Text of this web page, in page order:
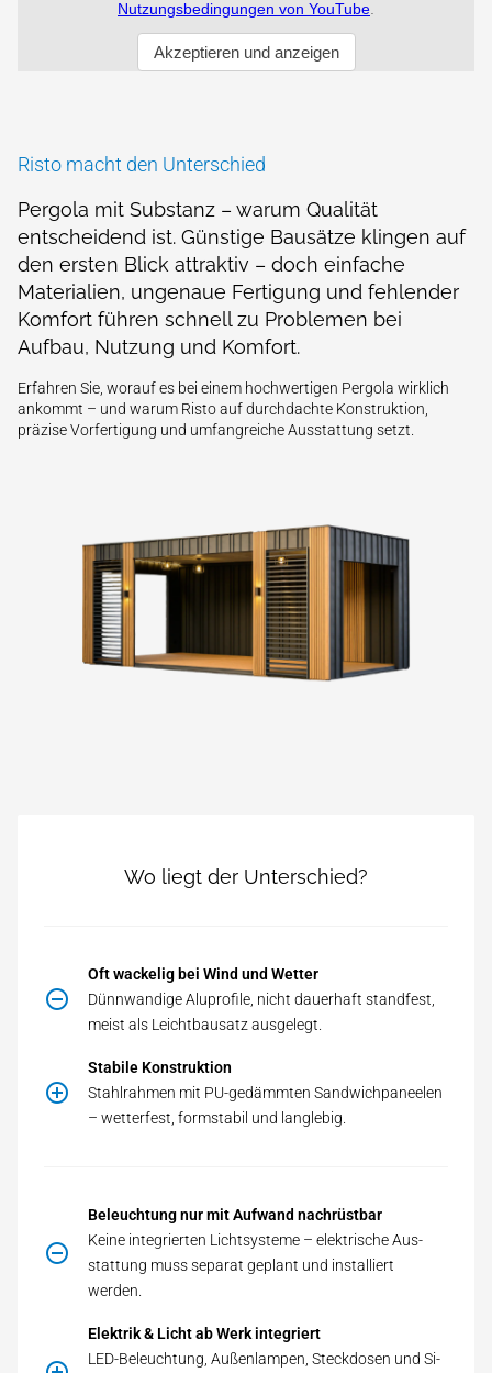
Risto macht den Unterschied
Pergola mit Substanz – warum Qualität
entscheidend ist. Günstige Bausätze klingen auf
den ersten Blick attraktiv – doch einfache
Materialien, ungenaue Fertigung und fehlender
Komfort führen schnell zu Problemen bei
Aufbau, Nutzung und Komfort.
Erfahren Sie, worauf es bei einem hochwertigen Pergola wirklich
ankommt – und warum Risto auf durchdachte Konstruktion,
präzise Vorfertigung und umfangreiche Ausstattung setzt.
Wo liegt der Unterschied?
Oft wackelig bei Wind und Wetter
Dünn­wan­di­ge Alu­pro­fi­le, nicht dau­er­haft stand­fest,
meist als Leichtbausatz ausgelegt.
Stabile Konstruktion
Stahl­rah­men mit PU-ge­dämm­ten Sand­wich­pa­nee­len
– wet­ter­fest, form­sta­bil und langlebig.
Beleuchtung nur mit Aufwand nachrüstbar
Kei­ne in­te­grier­ten Licht­sys­te­me – elek­tri­sche Aus­
stat­tung muss se­pa­rat ge­plant und installiert
werden.
Elektrik & Licht ab Werk integriert
LED-Be­leuch­tung, Außen­lam­pen, Steck­do­sen und Si­